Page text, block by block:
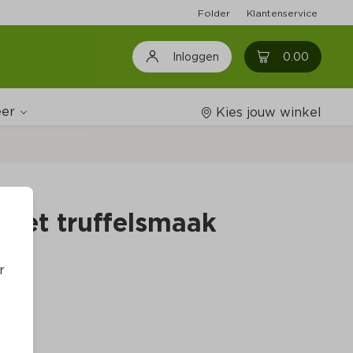
Folder Klantenservice
Inloggen 0.00 0
Wijnshop
Kies jouw winkel
truffelsmaak